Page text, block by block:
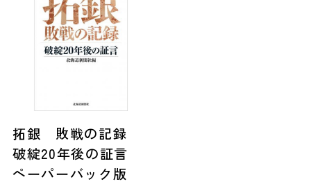
拓銀 敗戦の記録
破綻20年後の証言
ペーパーバック版